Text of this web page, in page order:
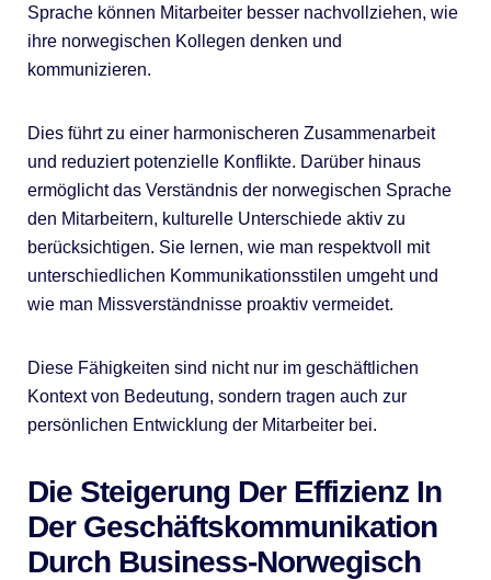
Sprache können Mitarbeiter besser nachvollziehen, wie
ihre norwegischen Kollegen denken und
kommunizieren.
Dies führt zu einer harmonischeren Zusammenarbeit
und reduziert potenzielle Konflikte. Darüber hinaus
ermöglicht das Verständnis der norwegischen Sprache
den Mitarbeitern, kulturelle Unterschiede aktiv zu
berücksichtigen. Sie lernen, wie man respektvoll mit
unterschiedlichen Kommunikationsstilen umgeht und
wie man Missverständnisse proaktiv vermeidet.
Diese Fähigkeiten sind nicht nur im geschäftlichen
Kontext von Bedeutung, sondern tragen auch zur
persönlichen Entwicklung der Mitarbeiter bei.
Die Steigerung Der Effizienz In
Der Geschäftskommunikation
Durch Business-Norwegisch